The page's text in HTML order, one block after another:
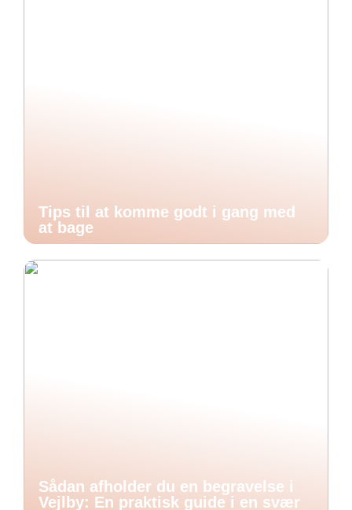
Tips til at komme godt i gang med
at bage
Sådan afholder du en begravelse i
Vejlby: En praktisk guide i en svær